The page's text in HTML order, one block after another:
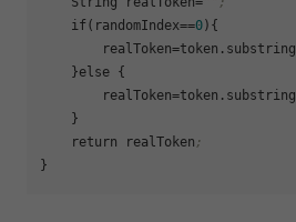
    if(
randomIndex==0 ){
realToken
    }else {
realToken
    }
    return realToken
;